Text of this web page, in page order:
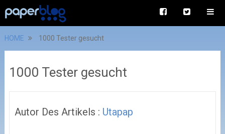
HOME 1000 Tester gesucht
1000 Tester gesucht
Autor Des Artikels : Utapap